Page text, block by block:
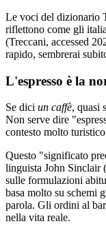
Le voci del dizionario
riflettono come gli
(Treccani, accessed
rapido, sembrerai
L'espresso è la
Se dici un caffè, quasi
Non serve dire
contesto molto
Questo "significato
linguista John Sinclair
sulle formulazioni
basa molto su schemi
parola. Gli ordini al
nella vita reale.